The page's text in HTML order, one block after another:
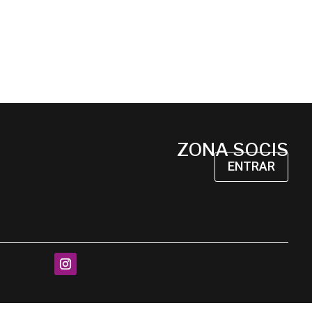
ZONA SOCIS
ENTRAR